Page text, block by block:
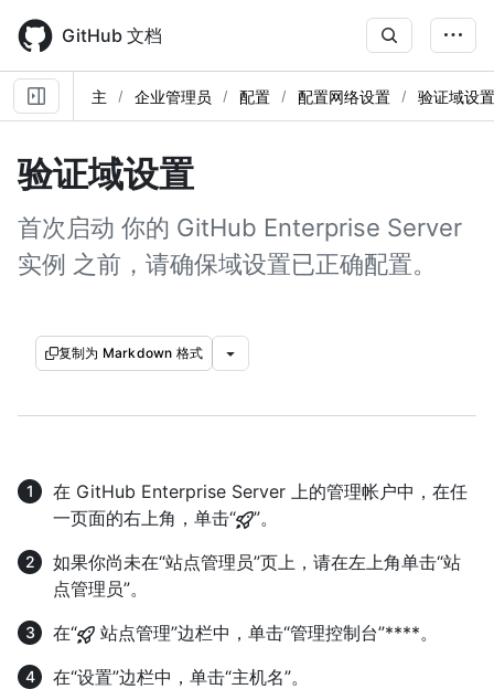
main
content
GitHub 文档
主 企业管理员 配置 配置网络设置 验证域设置
验证域设置
首次启动 你的 GitHub Enterprise Server
实例 之前，请确保域设置已正确配置。
复制为 Markdown 格式
在 GitHub Enterprise Server 上的管理帐户中，在任
一页面的右上角，单击“
”。
如果你尚未在“站点管理员”页上，请在左上角单击“站
点管理员”。
在“
站点管理”边栏中，单击“管理控制台”****。
在“设置”边栏中，单击“主机名”。